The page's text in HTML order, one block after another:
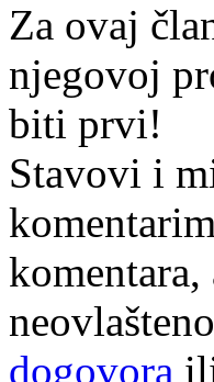
Za ovaj
njegovoj
biti prvi!
Stavovi i
dogovora